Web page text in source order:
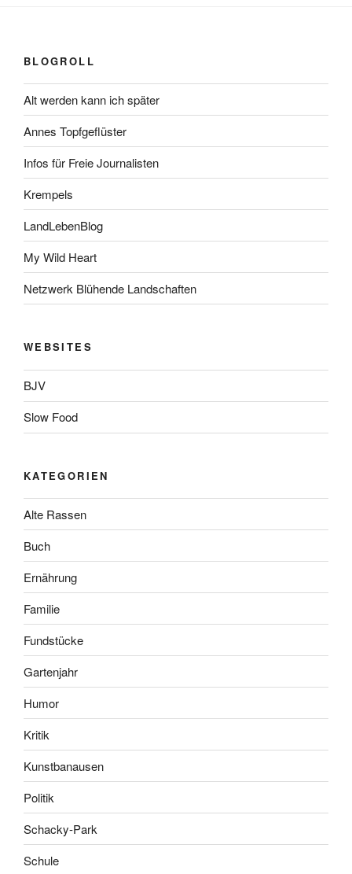
BLOGROLL
Alt werden kann ich später
Annes Topfgeflüster
Infos für Freie Journalisten
Krempels
LandLebenBlog
My Wild Heart
Netzwerk Blühende Landschaften
WEBSITES
BJV
Slow Food
KATEGORIEN
Alte Rassen
Buch
Ernährung
Familie
Fundstücke
Gartenjahr
Humor
Kritik
Kunstbanausen
Politik
Schacky-Park
Schule